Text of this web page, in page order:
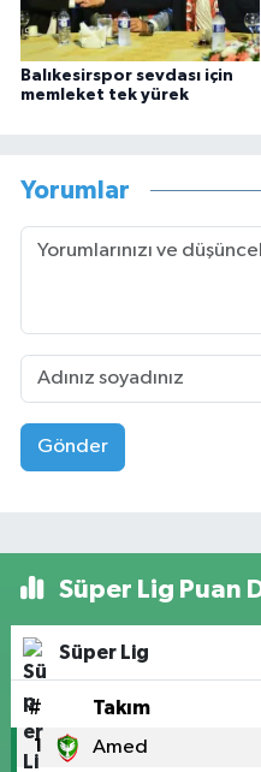
Balıkesirspor sevdası için
memleket tek yürek
Yorumlar
Gönder
Süper Lig Puan
Süper Lig
# Takım
1 Amed